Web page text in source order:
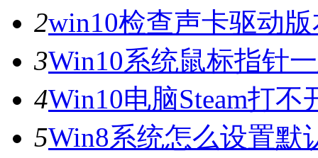
2win10检查声卡驱动
3Win10系统鼠标指针
4Win10电脑Steam打
5Win8系统怎么设置默